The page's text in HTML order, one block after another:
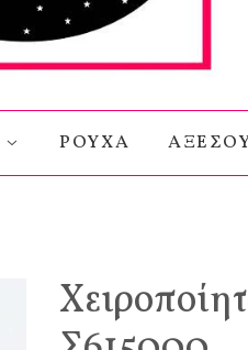
ΡΟΥΧΑ